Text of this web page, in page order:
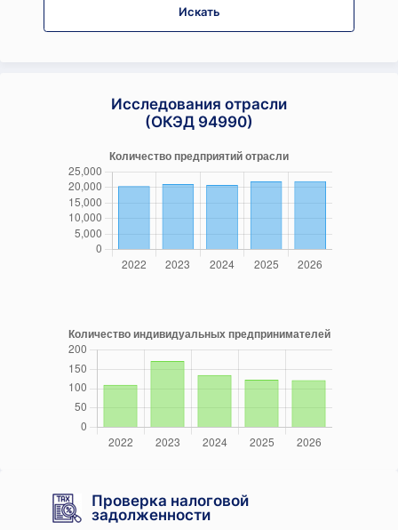
Искать
Исследования отрасли
(ОКЭД 94990)
Проверка налоговой
задолженности